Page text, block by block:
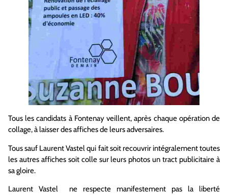
Tous les candidats à Fontenay veillent, après chaque opération de
collage, à laisser des affiches de leurs adversaires.
Tous sauf Laurent Vastel qui fait soit recouvrir intégralement toutes
les autres affiches soit colle sur leurs photos un tract publicitaire à
sa gloire.
Laurent Vastel ne respecte manifestement pas la liberté